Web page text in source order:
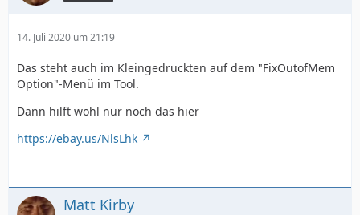
14. Juli 2020 um 21:19
Das steht auch im Kleingedruckten auf dem "FixOutofMem
Option"-Menü im Tool.
Dann hilft wohl nur noch das hier
https://ebay.us/NlsLhk
Matt Kirby